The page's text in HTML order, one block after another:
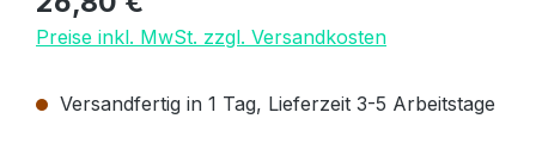
Preise inkl. MwSt. zzgl. Versandkosten
Versandfertig in 1 Tag, Lieferzeit 3-5 Arbeitstage